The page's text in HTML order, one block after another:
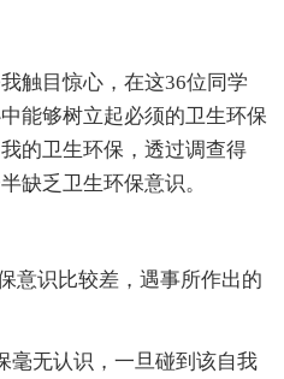
触目惊心，在这36位同学
能够树立起必须的卫生环保
的卫生环保，透过调查得
缺乏卫生环保意识。
意识比较差，遇事所作出的
毫无认识，一旦碰到该自我